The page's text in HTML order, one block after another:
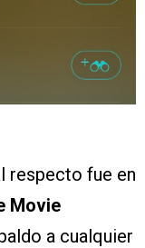
respecto fue en
Movie
a cualquier